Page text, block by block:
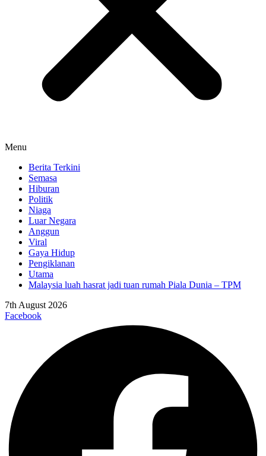
Menu
Berita Terkini
Semasa
Hiburan
Politik
Niaga
Luar Negara
Anggun
Viral
Gaya Hidup
Pengiklanan
Utama
Malaysia luah hasrat jadi tuan rumah Piala Dunia – TPM
7th August 2026
Facebook